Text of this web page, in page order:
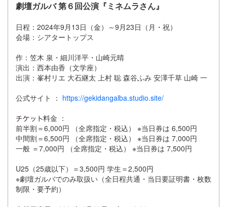
劇壇ガルバ 第６回公演『ミネムラさん』
日程：2024年9月13日（金）～9月23日（月・祝）
会場：シアタートップス
作：笠木 泉・細川洋平・山崎元晴
演出：西本由香（文学座）
出演：峯村リエ 大石継太 上村 聡 森谷ふみ 安澤千草 山崎 一
公式サイト ： https://gekidangalba.studio.site/
料金 ：
前半割＝6,000円 （全席指定・税込） ※当日券は 6,500円
中間割＝6,500円 （全席指定・税込） ※当日券は 7,000円
一般 ＝7,000円 （全席指定・税込） ※当日券は 7,500円
U25（25歳以下）＝3,500円 学生＝2,500円
※劇壇ガルバでのみ取扱い（全日程共通・当日要証明書・枚数
制限・要予約）